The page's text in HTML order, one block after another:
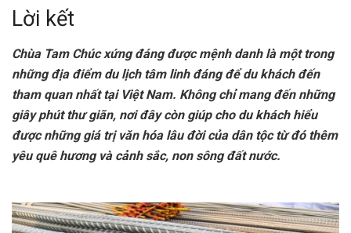
Lời kết
Chùa Tam Chúc xứng đáng được mệnh danh là một trong
những địa điểm du lịch tâm linh đáng để du khách đến
tham quan nhất tại Việt Nam. Không chỉ mang đến những
giây phút thư giãn, nơi đây còn giúp cho du khách hiểu
được những giá trị văn hóa lâu đời của dân tộc từ đó thêm
yêu quê hương và cảnh sắc, non sông đất nước.